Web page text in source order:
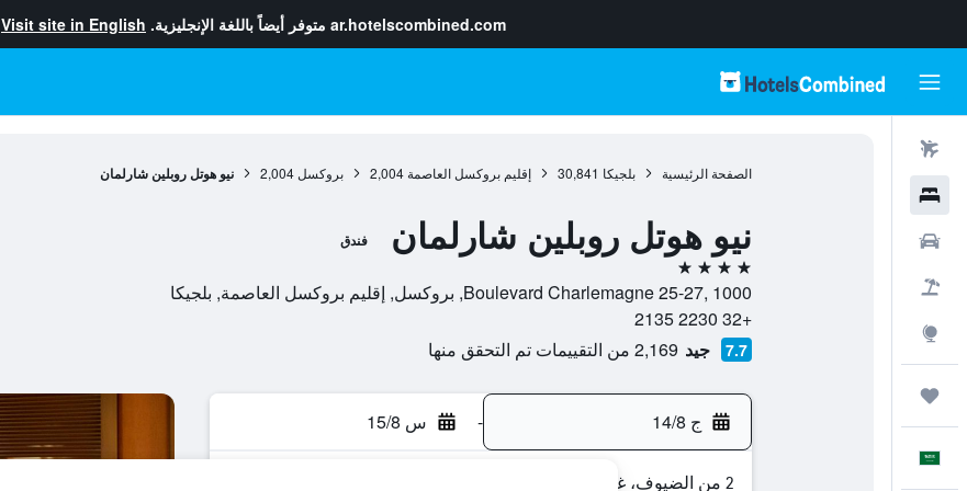
ar.hotelscombined.com متوفر أيضاً باللغة الإنجليزية. Visit site in English
الصفحة الرئيسية بلجيكا 30,841 إقليم بروكسل العاصمة 2,004 بروكسل 2,004 نيو هوتل روبلين شارلمان
نيو هوتل روبلين شارلمان فندق
4 نجوم
Boulevard Charlemagne 25-27, 1000, بروكسل, إقليم بروكسل العاصمة, بلجيكا
+32 2230 2135
7.7 جيد 2,169 من التقييمات تم التحقق منها
ج 14/8 - س 15/8
2 من الضيوف، غرفة واحدة